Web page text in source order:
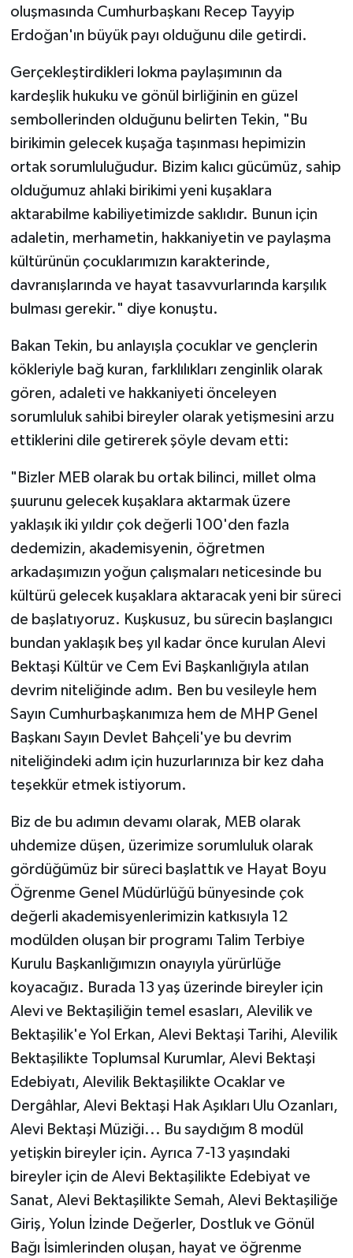
oluşmasında Cumhurbaşkanı Recep Tayyip
Erdoğan'ın büyük payı olduğunu dile getirdi.
Gerçekleştirdikleri lokma paylaşımının da
kardeşlik hukuku ve gönül birliğinin en güzel
sembollerinden olduğunu belirten Tekin, "Bu
birikimin gelecek kuşağa taşınması hepimizin
ortak sorumluluğudur. Bizim kalıcı gücümüz, sahip
olduğumuz ahlaki birikimi yeni kuşaklara
aktarabilme kabiliyetimizde saklıdır. Bunun için
adaletin, merhametin, hakkaniyetin ve paylaşma
kültürünün çocuklarımızın karakterinde,
davranışlarında ve hayat tasavvurlarında karşılık
bulması gerekir." diye konuştu.
Bakan Tekin, bu anlayışla çocuklar ve gençlerin
kökleriyle bağ kuran, farklılıkları zenginlik olarak
gören, adaleti ve hakkaniyeti önceleyen
sorumluluk sahibi bireyler olarak yetişmesini arzu
ettiklerini dile getirerek şöyle devam etti:
"Bizler MEB olarak bu ortak bilinci, millet olma
şuurunu gelecek kuşaklara aktarmak üzere
yaklaşık iki yıldır çok değerli 100'den fazla
dedemizin, akademisyenin, öğretmen
arkadaşımızın yoğun çalışmaları neticesinde bu
kültürü gelecek kuşaklara aktaracak yeni bir süreci
de başlatıyoruz. Kuşkusuz, bu sürecin başlangıcı
bundan yaklaşık beş yıl kadar önce kurulan Alevi
Bektaşi Kültür ve Cem Evi Başkanlığıyla atılan
devrim niteliğinde adım. Ben bu vesileyle hem
Sayın Cumhurbaşkanımıza hem de MHP Genel
Başkanı Sayın Devlet Bahçeli'ye bu devrim
niteliğindeki adım için huzurlarınıza bir kez daha
teşekkür etmek istiyorum.
Biz de bu adımın devamı olarak, MEB olarak
uhdemize düşen, üzerimize sorumluluk olarak
gördüğümüz bir süreci başlattık ve Hayat Boyu
Öğrenme Genel Müdürlüğü bünyesinde çok
değerli akademisyenlerimizin katkısıyla 12
modülden oluşan bir programı Talim Terbiye
Kurulu Başkanlığımızın onayıyla yürürlüğe
koyacağız. Burada 13 yaş üzerinde bireyler için
Alevi ve Bektaşiliğin temel esasları, Alevilik ve
Bektaşilik'e Yol Erkan, Alevi Bektaşi Tarihi, Alevilik
Bektaşilikte Toplumsal Kurumlar, Alevi Bektaşi
Edebiyatı, Alevilik Bektaşilikte Ocaklar ve
Dergâhlar, Alevi Bektaşi Hak Aşıkları Ulu Ozanları,
Alevi Bektaşi Müziği... Bu saydığım 8 modül
yetişkin bireyler için. Ayrıca 7-13 yaşındaki
bireyler için de Alevi Bektaşilikte Edebiyat ve
Sanat, Alevi Bektaşilikte Semah, Alevi Bektaşiliğe
Giriş, Yolun İzinde Değerler, Dostluk ve Gönül
Bağı İsimlerinden oluşan, hayat ve öğrenme